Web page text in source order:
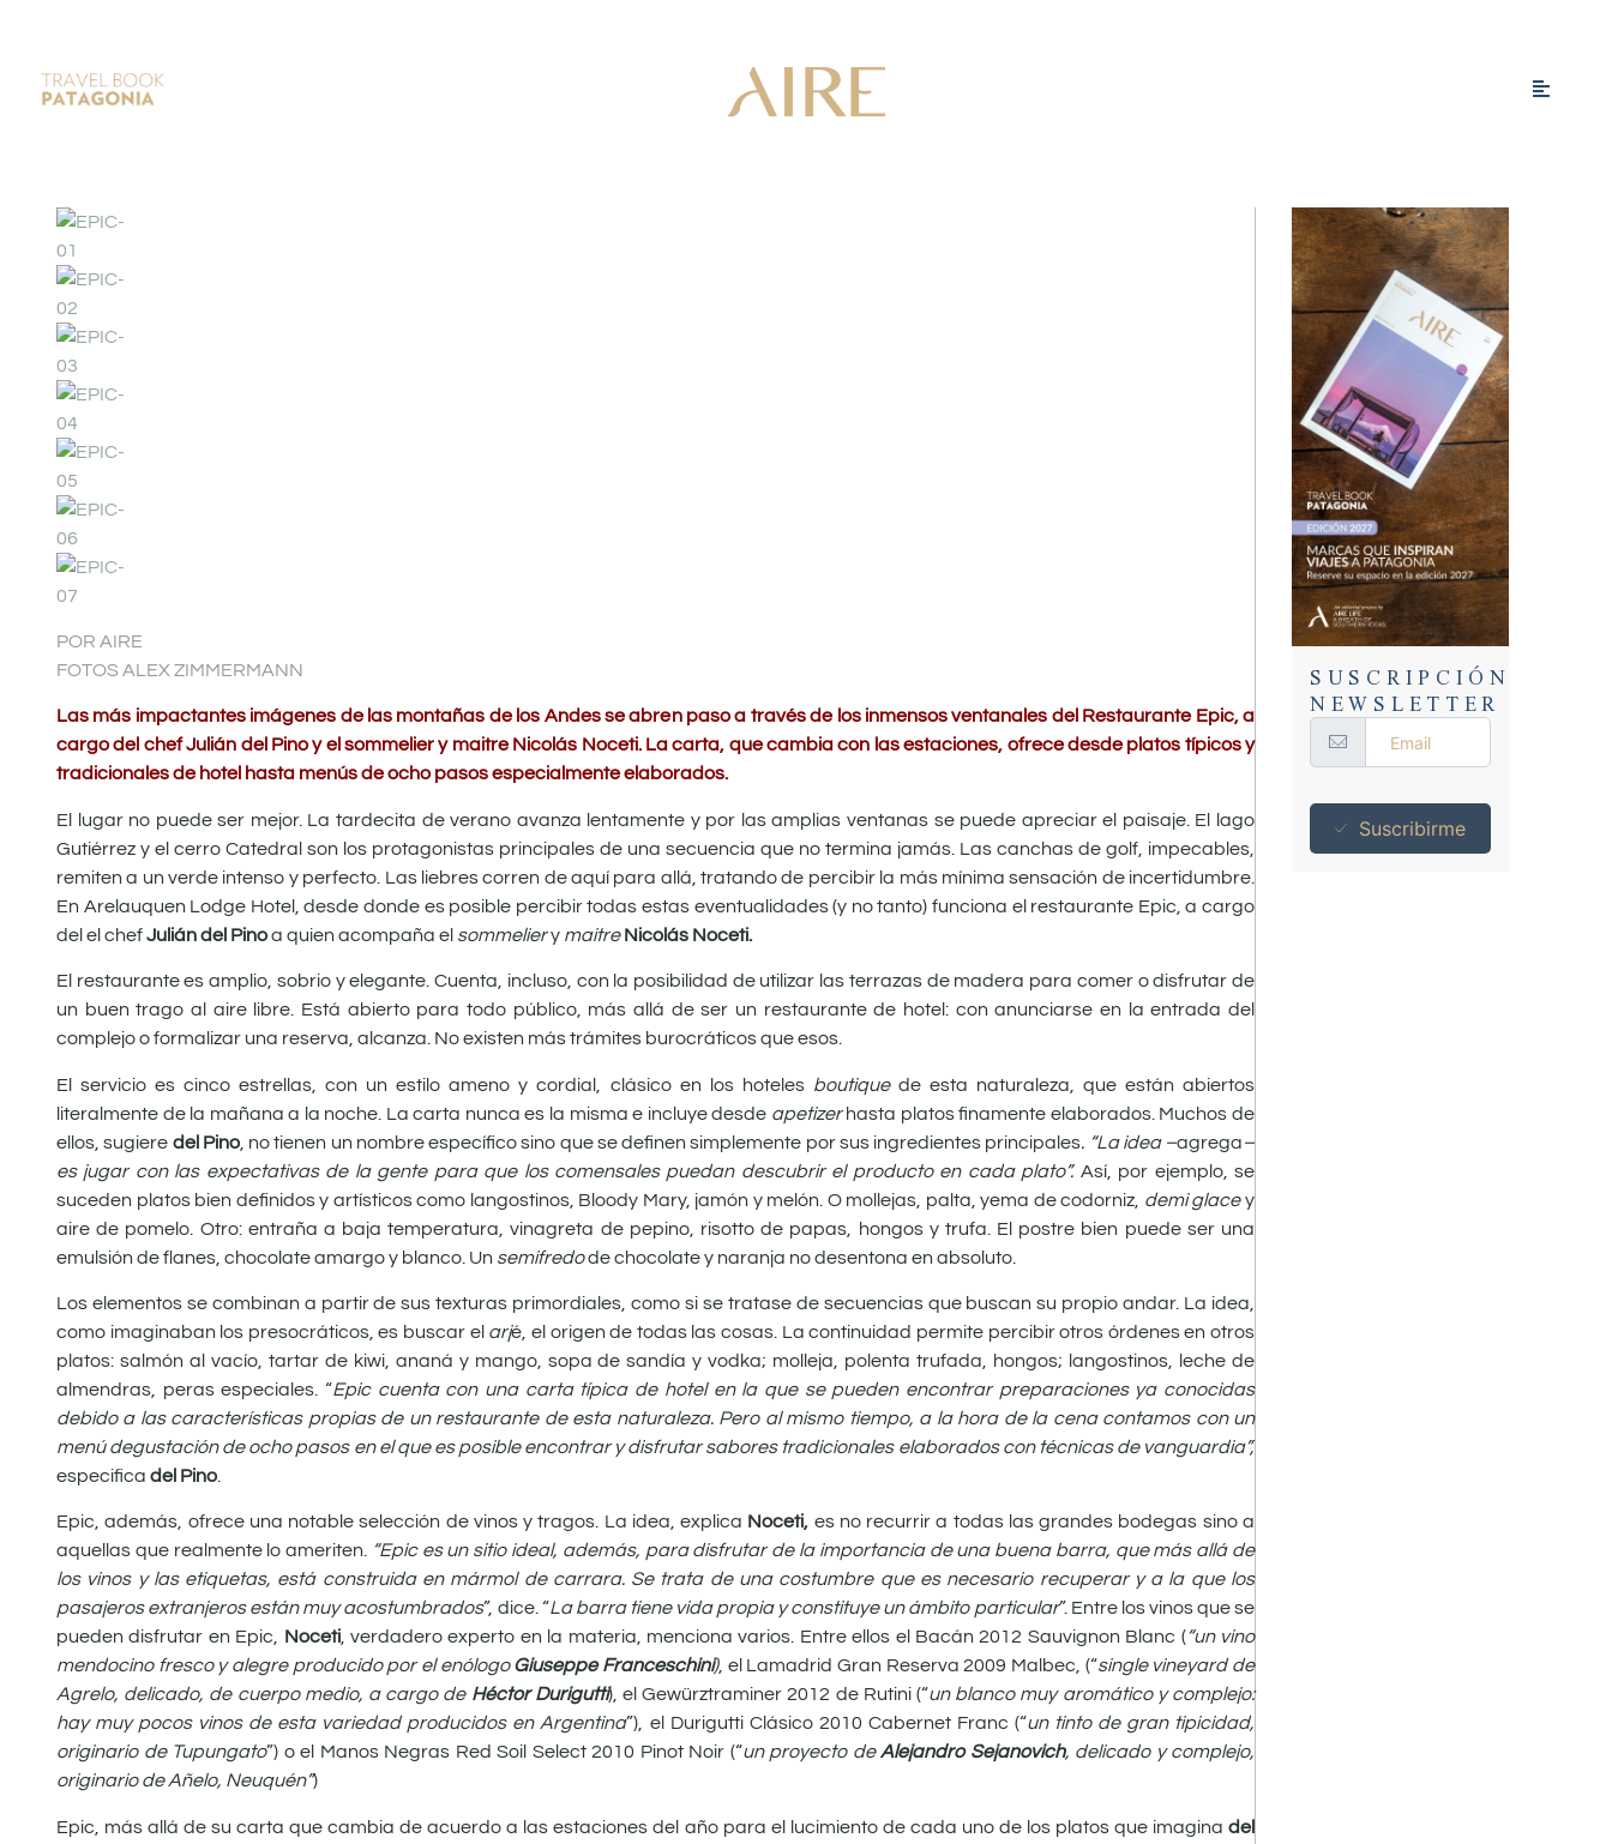
POR AIRE
FOTOS ALEX ZIMMERMANN
Las más impactantes imágenes de las montañas de los Andes se abren paso a través de los inmensos ventanales del Restaurante Epic, a
cargo del chef Julián del Pino y el sommelier y maitre Nicolás Noceti. La carta, que cambia con las estaciones, ofrece desde platos típicos y
tradicionales de hotel hasta menús de ocho pasos especialmente elaborados.
E
lugar no puede ser mejor. La tardecita de verano avanza lentamente y por las amplias ventanas se puede apreciar el paisaje. El lago
Gutiérrez y el cerro Catedral son los protagonistas principales de una secuencia que no termina jamás. Las canchas de golf, impecables,
remiten a un verde intenso y perfecto. Las liebres corren de aquí para allá, tratando de percibir la más mínima sensación de incertidumbre.
En Arelauquen Lodge Hotel, desde donde es posible percibir todas estas eventualidades (y no tanto) funciona el restaurante Epic, a cargo
del el chefJulián del Pinoa quien acompaña el sommeliery maitre Nicolás Noceti.
El restaurante es amplio, sobrio y elegante. Cuenta, incluso, con la posibilidad de utilizar las terrazas de madera para comer o disfrutar de
un buen trago al aire libre. Está abierto para todo público, más allá de ser un restaurante de hotel: con anunciarse en la entrada del
complejo o formalizar una reserva, alcanza. No existen más trámites burocráticos que esos.
El servicio es cinco estrellas, con un estilo ameno y cordial, clásico en los hoteles boutique de esta naturaleza, que están abiertos
literalmente de la mañana a la noche. La carta nunca es la misma e incluye desde apetizerhasta platos finamente elaborados. Muchos de
ellos, sugiere del Pino, no tienen un nombre específico sino que se definen simplemente por sus ingredientes principales. “La idea –agrega–
es jugar con las expectativas de la gente para que los comensales puedan descubrir el producto en cada plato”. Así, por ejemplo, se
suceden platos bien definidos y artísticos como langostinos, Bloody Mary, jamón y melón. O mollejas, palta, yema de codorniz, demi glacey
aire de pomelo. Otro: entraña a baja temperatura, vinagreta de pepino, risotto de papas, hongos y trufa. El postre bien puede ser una
emulsión de flanes, chocolate amargo y blanco. Un semifredode chocolate y naranja no desentona en absoluto.
Los elementos se combinan a partir de sus texturas primordiales, como si se tratase de secuencias que buscan su propio andar. La idea,
como imaginaban los presocráticos, es buscar el arjé, el origen de todas las cosas. La continuidad permite percibir otros órdenes en otros
platos: salmón al vacío, tartar de kiwi, ananá y mango, sopa de sandía y vodka; molleja, polenta trufada, hongos; langostinos, leche de
almendras, peras especiales. “Epic cuenta con una carta típica de hotel en la que se pueden encontrar preparaciones ya conocidas
debido a las características propias de un restaurante de esta naturaleza. Pero al mismo tiempo, a la hora de la cena contamos con un
menú degustación de ocho pasos en el que es posible encontrar y disfrutar sabores tradicionales elaborados con técnicas de vanguardia”,
especifica del Pino
Epic, además, ofrece una notable selección de vinos y tragos. La idea, explica Noceti, es no recurrir a todas las grandes bodegas sino a
aquellas que realmente lo ameriten. “Epic es un sitio ideal, además, para disfrutar de la importancia de una buena barra, que más allá de
los vinos y las etiquetas, está construida en mármol de carrara. Se trata de una costumbre que es necesario recuperar y a la que los
pasajeros extranjeros están muy acostumbrados”, dice. “La barra tiene vida propia y constituye un ámbito particular”. Entre los vinos que se
pueden disfrutar en Epic, Noceti, verdadero experto en la materia, menciona varios. Entre ellos el Bacán 2012 Sauvignon Blanc (“un vino
mendocino fresco y alegre producido por el enólogoGiuseppe Franceschini), el Lamadrid Gran Reserva 2009 Malbec, (“single vineyard de
Agrelo, delicado, de cuerpo medio, a cargo de Héctor Durigutti), el Gewürztraminer 2012 de Rutini (“un blanco muy aromático y complejo:
hay muy pocos vinos de esta variedad producidos en Argentina”), el Durigutti Clásico 2010 Cabernet Franc (“un tinto de gran tipicidad,
originario de Tupungato”) o el Manos Negras Red Soil Select 2010 Pinot Noir (“un proyecto deAlejandro Sejanovich, delicado y complejo,
originario de Añelo, Neuquén”)
Epic, más allá de su carta que cambia de acuerdo a las estaciones del año para el lucimiento de cada uno de los platos que imagina del
SUSCRIPCIÓN
NEWSLETTER
Suscribirme